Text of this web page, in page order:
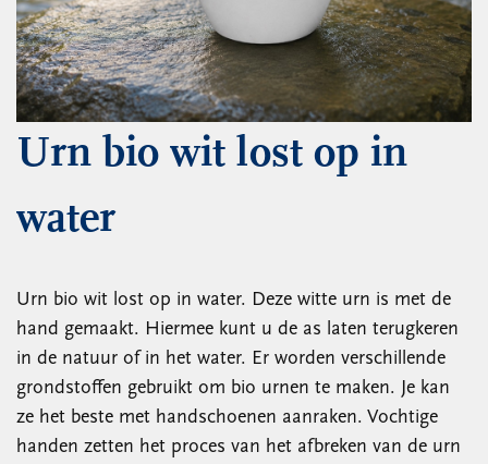
Urn bio wit lost op in
water
Urn bio wit lost op in water. Deze witte urn is met de
hand gemaakt. Hiermee kunt u de as laten terugkeren
in de natuur of in het water. Er worden verschillende
grondstoffen gebruikt om bio urnen te maken. Je kan
ze het beste met handschoenen aanraken. Vochtige
handen zetten het proces van het afbreken van de urn